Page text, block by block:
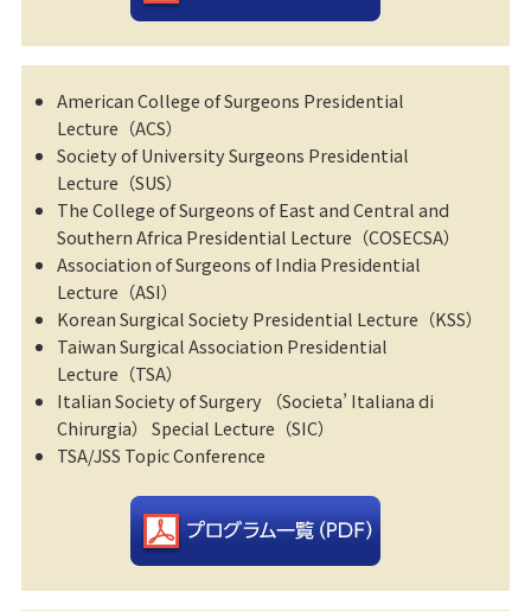
American College of Surgeons Presidential
Lecture（ACS）
Society of University Surgeons Presidential
Lecture（SUS）
The College of Surgeons of East and Central and
Southern Africa Presidential Lecture（COSECSA）
Association of Surgeons of India Presidential
Lecture（ASI）
Korean Surgical Society Presidential Lecture（KSS）
Taiwan Surgical Association Presidential
Lecture（TSA）
Italian Society of Surgery （Societa’ Italiana di
Chirurgia） Special Lecture（SIC）
TSA/JSS Topic Conference